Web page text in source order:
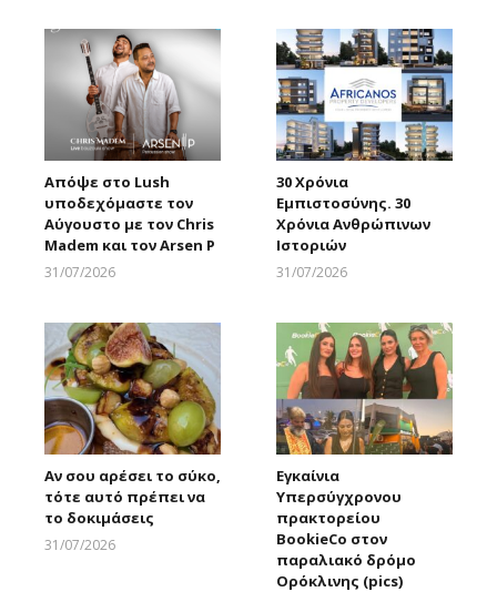
Απόψε στο Lush
υποδεχόμαστε τον
Αύγουστο με τον Chris
Madem και τον Arsen P
31/07/2026
30 Χρόνια
Εμπιστοσύνης. 30
Χρόνια Ανθρώπινων
Ιστοριών
31/07/2026
Αν σου αρέσει το σύκο,
τότε αυτό πρέπει να
το δοκιμάσεις
31/07/2026
Εγκαίνια
Υπερσύγχρονου
πρακτορείου
BookieCo στον
παραλιακό δρόμο
Ορόκλινης (pics)